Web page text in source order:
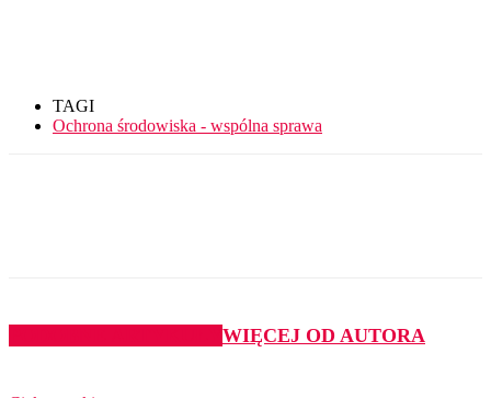
TAGI
Ochrona środowiska - wspólna sprawa
WIĘCEJ OD AUTORA